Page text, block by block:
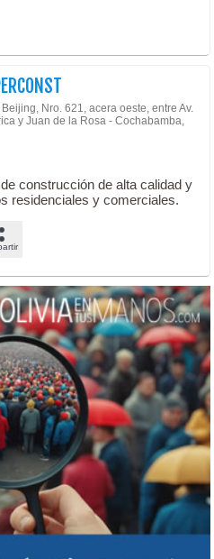
Beijing, Nro. 621, acera oeste, entre Av.
y Juan de la Rosa - Cochabamba,
construcción de alta calidad y
residenciales y comerciales.